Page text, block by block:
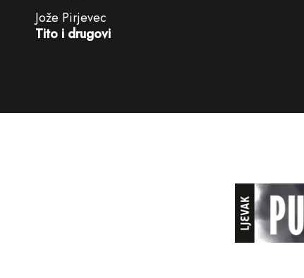
Jože Pirjevec
Tito i drugovi